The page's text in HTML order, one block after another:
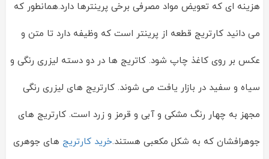
هزینه ای که تعویض مواد مصرفی برخی پرینترها دارد.همانطور که
می دانید کارتریج قطعه از پرینتر است که وظیفه دارد تا متن و
عکس بر روی کاغذ چاپ شود. کاتریج ها در دو دسته لیزری رنگی و
سیاه و سفید در بازار یافت می شوند. کارتریج های لیزری رنگی
مجهز به چهار رنگ مشکی و آبی و قرمز و زرد است. کارتریج های
جوهرافشان که به شکل مکعبی هستند.خرید کارتریج های جوهری